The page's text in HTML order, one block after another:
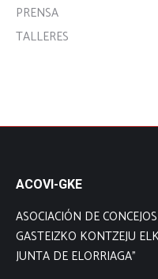
PRENSA
TALLERES
ACOVI-GKE
ASOCIACIÓN DE
GASTEIZKO KONTZEJU
JUNTA DE ELORRIAGA”